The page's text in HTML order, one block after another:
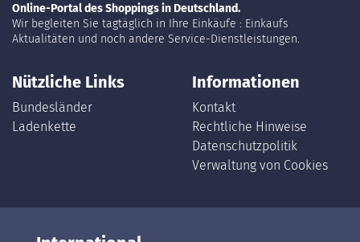
Online-Portal des Shoppings in Deutschland.
Wir begleiten Sie tagtäglich in Ihre Einkäufe : Einkaufs
Aktualitäten und noch andere Service-Dienstleistungen.
Nützliche Links
Bundesländer
Ladenkette
Informationen
Kontakt
Rechtliche Hinweise
Datenschutzpolitik
Verwaltung von Cookies